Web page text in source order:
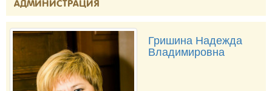
АДМИНИСТРАЦИЯ
Гришина Надежда
Владимировна